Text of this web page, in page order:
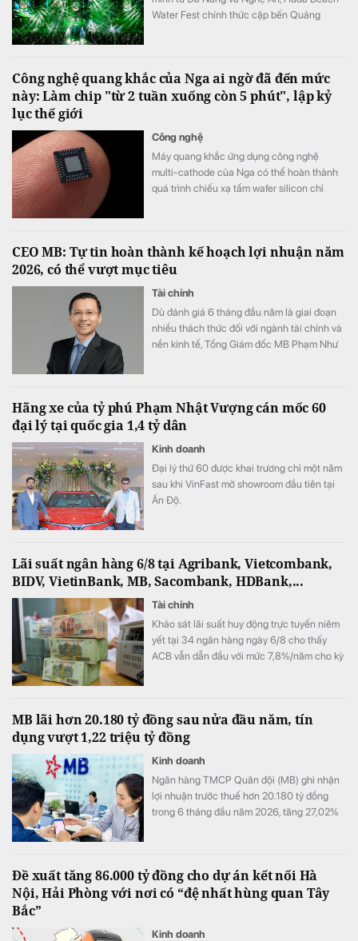
Water Fest chính thức cập bến Quảng
Công nghệ quang khắc của Nga ai ngờ đã đến mức
này: Làm chip "từ 2 tuần xuống còn 5 phút", lập kỷ
lục thế giới
Công nghệ
Máy quang khắc ứng dụng công nghệ
multi-cathode của Nga có thể hoàn thành
quá trình chiếu xạ tấm wafer silicon chỉ
CEO MB: Tự tin hoàn thành kế hoạch lợi nhuận năm
2026, có thể vượt mục tiêu
Tài chính
Dù đánh giá 6 tháng đầu năm là giai đoạn
nhiều thách thức đối với ngành tài chính và
nền kinh tế, Tổng Giám đốc MB Phạm Như
ra.
Hãng xe của tỷ phú Phạm Nhật Vượng cán mốc 60
đại lý tại quốc gia 1,4 tỷ dân
Kinh doanh
Đại lý thứ 60 được khai trương chỉ một năm
sau khi VinFast mở showroom đầu tiên tại
Ấn Độ.
Lãi suất ngân hàng 6/8 tại Agribank, Vietcombank,
BIDV, VietinBank, MB, Sacombank, HDBank,...
Tài chính
Khảo sát lãi suất huy động trực tuyến niêm
yết tại 34 ngân hàng ngày 6/8 cho thấy
ACB vẫn dẫn đầu với mức 7,8%/năm cho kỳ
MB lãi hơn 20.180 tỷ đồng sau nửa đầu năm, tín
dụng vượt 1,22 triệu tỷ đồng
Kinh doanh
Ngân hàng TMCP Quân đội (MB) ghi nhận
lợi nhuận trước thuế hơn 20.180 tỷ đồng
trong 6 tháng đầu năm 2026, tăng 27,02%
1,74 triệu tỷ đồng.
Đề xuất tăng 86.000 tỷ đồng cho dự án kết nối Hà
Nội, Hải Phòng với nơi có “đệ nhất hùng quan Tây
Bắc”
Kinh doanh